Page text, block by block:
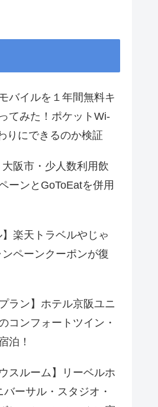
バイルを１年間無料キ
てみた！ポケットWi-
りにできるのか検証
大阪市・少人数利用飲
ーンとGoToEatを併用
】楽天トラベルやじゃ
ペーンクーポンが復
ラン】ホテル京阪ユニ
コンフォートツイン・
泊！
スルーム】リーベルホ
ーサル・スタジオ・